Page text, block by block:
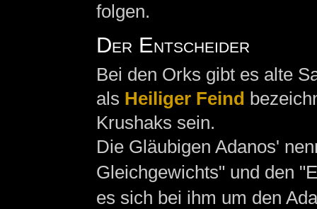
folgen.
Der Entscheider
Bei den Orks gibt es alte
als Heiliger Feind
Krushaks sein.
Die Gläubigen Adanos'
Gleichgewichts" und den
es sich bei ihm um den